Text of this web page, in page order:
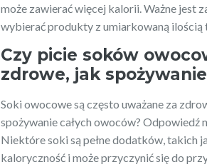
może zawierać więcej kalorii. Ważne jest
wybierać produkty z umiarkowaną ilością
Czy picie soków
zdrowe, jak
Soki owocowe są często uważane za
spożywanie całych owoców? Odpowiedź
Niektóre soki są pełne dodatków, takich
kaloryczność i może przyczynić się do